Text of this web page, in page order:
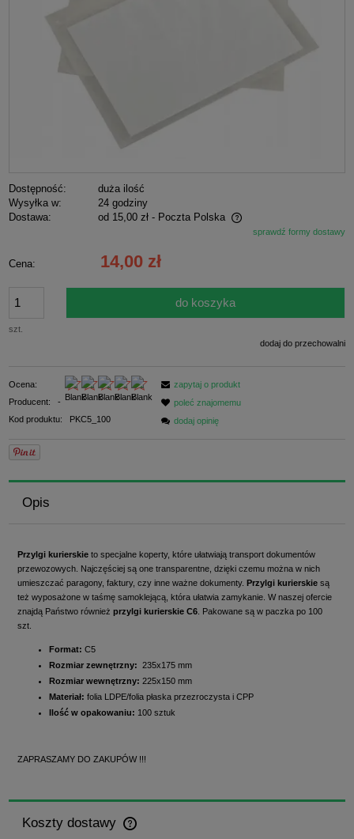
Dostępność:
duża ilość
Wysyłka w:
24 godziny
Dostawa:
od 15,00 zł - Poczta Polska
Cena nie zawiera ewentualnych kosztów płatnościsprawdź formy dostawy
Cena: 14,00 zł
szt.
do koszyka
dodaj do przechowalni
Ocena:
Producent:
-
Kod produktu:
PKC5_100
zapytaj o produkt
poleć znajomemu
dodaj opinię
Opis
Przylgi kurierskie to specjalne koperty, które ułatwiają transport dokumentów
przewozowych. Najczęściej są one transparentne, dzięki czemu można w nich
umieszczać paragony, faktury, czy inne ważne dokumenty. Przylgi kurierskie są
też wyposażone w taśmę samoklejącą, która ułatwia zamykanie. W naszej ofercie
znajdą Państwo również przylgi kurierskie C6 . Pakowane są w paczka po 100
szt.
Format: C5
Rozmiar zewnętrzny: 235x175 mm
Rozmiar wewnętrzny: 225x150 mm
Materiał: folia LDPE/folia płaska przezroczysta i CPP
Ilość w opakowaniu: 100 sztuk
ZAPRASZAMY DO ZAKUPÓW !!!
Koszty dostawy
Cena nie zawiera ewentualnych kosztów płatności